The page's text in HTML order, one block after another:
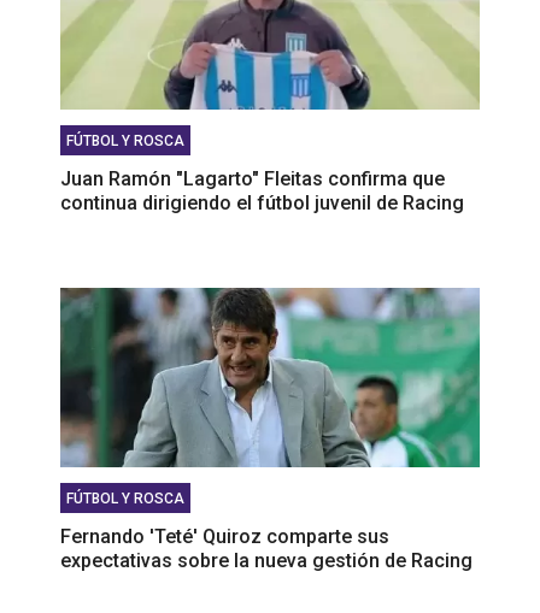
FÚTBOL Y ROSCA
Juan Ramón "Lagarto" Fleitas confirma que
continua dirigiendo el fútbol juvenil de Racing
FÚTBOL Y ROSCA
Fernando 'Teté' Quiroz comparte sus
expectativas sobre la nueva gestión de Racing